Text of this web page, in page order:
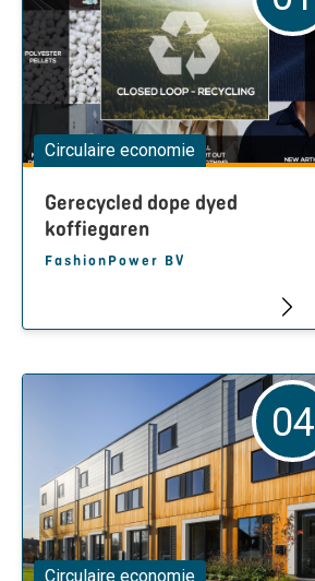
Gerecycled dope dyed
koffiegaren
FashionPower BV
Circulaire economie
Circulaire economie
04